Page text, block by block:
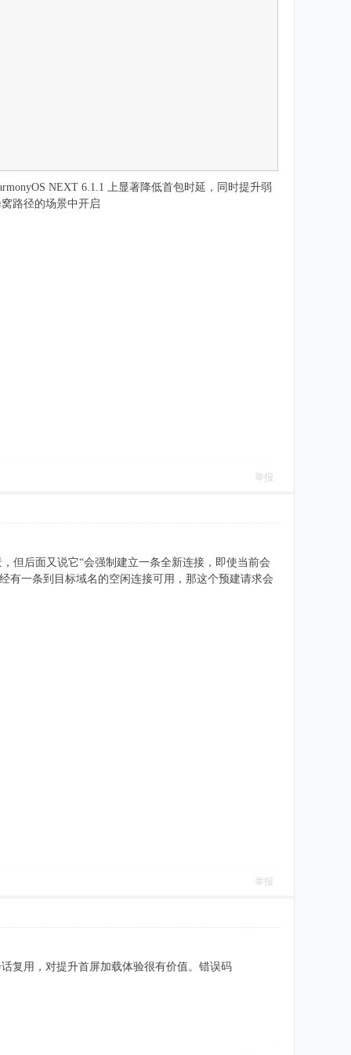
NEXT 6.1.1 上显著降低首包时延，同时提升弱
路径的场景中开启
举报
但后面又说它“会强制建立一条全新连接，即使当前会
有一条到目标域名的空闲连接可用，那这个预建请求会
举报
复用，对提升首屏加载体验很有价值。错误码